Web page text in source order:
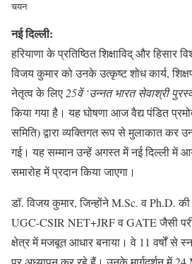
चयन
नई दिल्ली:
हरियाणा के प्रतिष्ठित शिक्षाविद् और हिसार
विजय कुमार को उनके उत्कृष्ट शोध कार्य,
नेतृत्व के लिए 25वें ‘उन्नत भारत सेवाश्री
किया गया है। यह घोषणा आज वैद्य पंडित
समिति) द्वारा व्यक्तिगत रूप से मुलाकात कर
गई। यह सम्मान उन्हें अगस्त में नई दिल्ली में
समारोह में प्रदान किया जाएगा।
डॉ. विजय कुमार, जिन्होंने M.Sc. व Ph.D. की
UGC-CSIR NET+JRF व GATE जैसी
क्षेत्र में मजबूत आधार बनाया। वे 11 वर्षों से